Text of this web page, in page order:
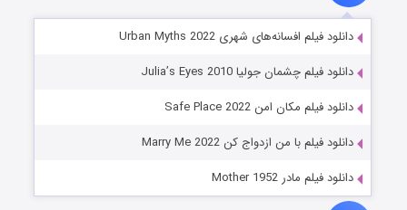
دانلود فیلم افسانه‌های شهری Urban Myths 2022
دانلود فیلم چشمان جولیا Julia’s Eyes 2010
دانلود فیلم مکان امن Safe Place 2022
دانلود فیلم با من ازدواج کن Marry Me 2022
دانلود فیلم مادر Mother 1952